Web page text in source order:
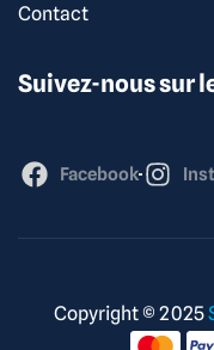
Contact
Suivez-nous sur
Facebook
Copyright © 2025